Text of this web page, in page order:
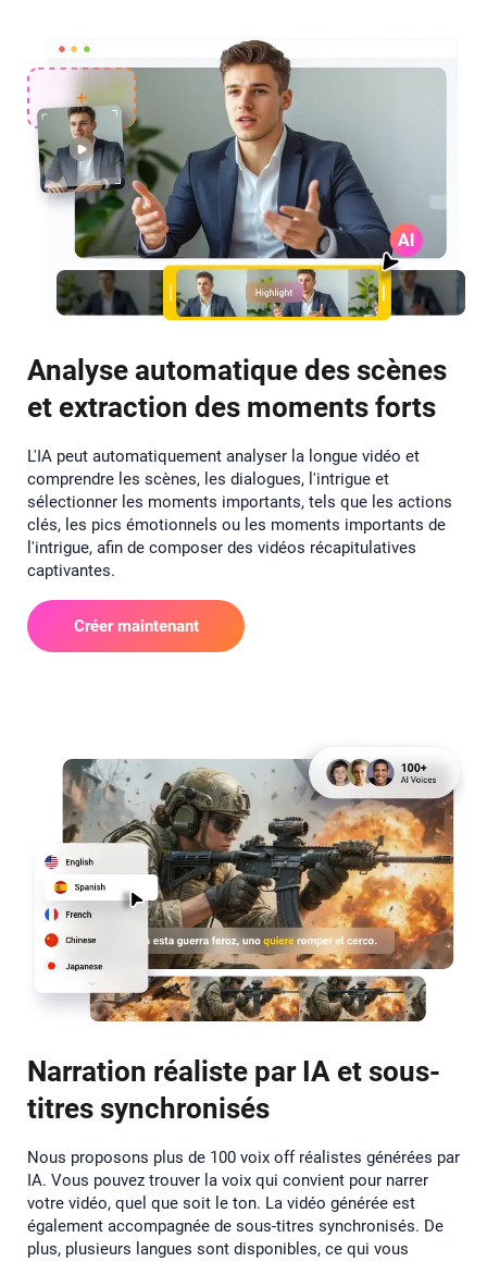
Analyse automatique des scènes
et extraction des moments forts
L'IA peut automatiquement analyser la longue vidéo et
comprendre les scènes, les dialogues, l'intrigue et
sélectionner les moments importants, tels que les actions
clés, les pics émotionnels ou les moments importants de
l'intrigue, afin de composer des vidéos récapitulatives
captivantes.
Créer maintenant
Narration réaliste par IA et sous-
titres synchronisés
Nous proposons plus de 100 voix off réalistes générées par
IA. Vous pouvez trouver la voix qui convient pour narrer
votre vidéo, quel que soit le ton. La vidéo générée est
également accompagnée de sous-titres synchronisés. De
plus, plusieurs langues sont disponibles, ce qui vous